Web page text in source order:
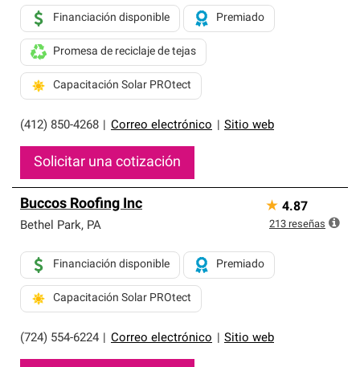
Solo ellos pueden ofrecer nuestra mejor garantía de
sistemas de techos.
(412) 850-4268 Correo electrónico Sitio web
Financiación disponible Premiado
Promesa de reciclaje de tejas
Capacitación Solar PROtect
Solicitar una cotización
Buccos Roofing Inc
Bethel Park, PA
(724) 554-6224 Correo electrónico Sitio web
Financiación disponible Premiado
Capacitación Solar PROtect
★ 4.87
213 reseñas